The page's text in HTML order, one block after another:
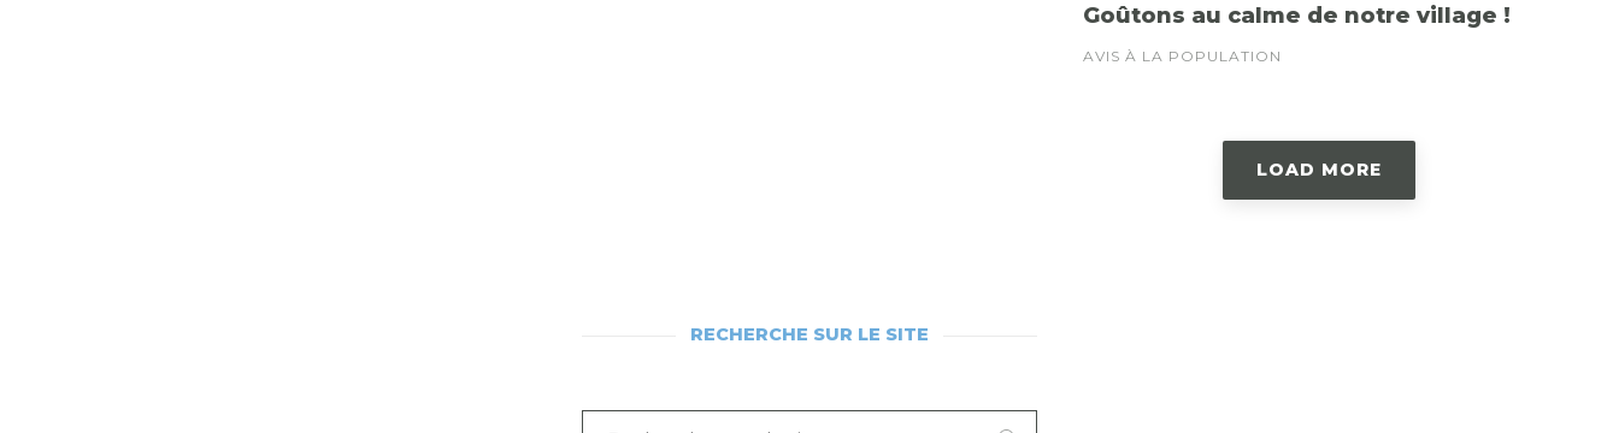
Goûtons au calme de notre village !
AVIS À LA POPULATION
LOAD MORE
RECHERCHE SUR LE SITE
RECHERCHEZ
SUR